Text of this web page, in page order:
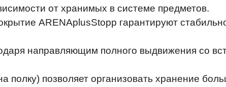
от хранимых в системе предметов.
ARENAplusStopp гарантируют
направляющим полного выдвижения со
полку) позволяет организовать хранение